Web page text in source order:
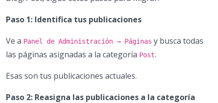
Paso 1: Identifica tus publicaciones
Ve a Panel de Administración → Páginas y busca todas
las páginas asignadas a la categoría Post.
Esas son tus publicaciones actuales.
Paso 2: Reasigna las publicaciones a la categoría